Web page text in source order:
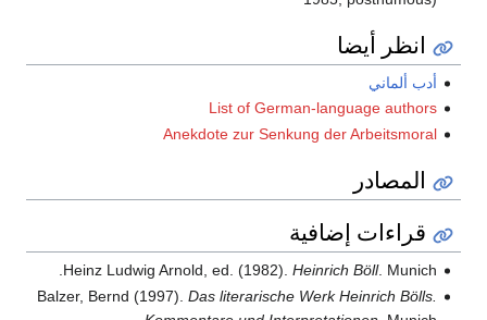
انظر أيضا
أدب ألماني
List of German-language authors
Anekdote zur Senkung der Arbeitsmoral
المصادر
قراءات إضافية
Heinz Ludwig Arnold, ed. (1982). Heinrich Böll. Munich.
Balzer, Bernd (1997). Das literarische Werk Heinrich Bölls.